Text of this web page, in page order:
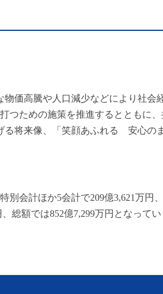
価高騰や人口減少などにより社会
つための施策を推進するとともに
る将来像、「笑顔あふれる 安心の
別会計ほか5会計で209億3,621万円
総額では852億7,299万円となって